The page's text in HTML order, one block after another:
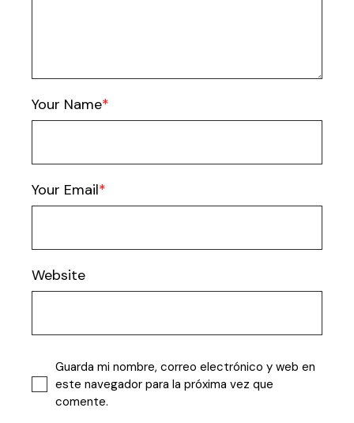
Your Name
Your Email
Website
Guarda mi nombre, correo electrónico y web en
este navegador para la próxima vez que
comente.